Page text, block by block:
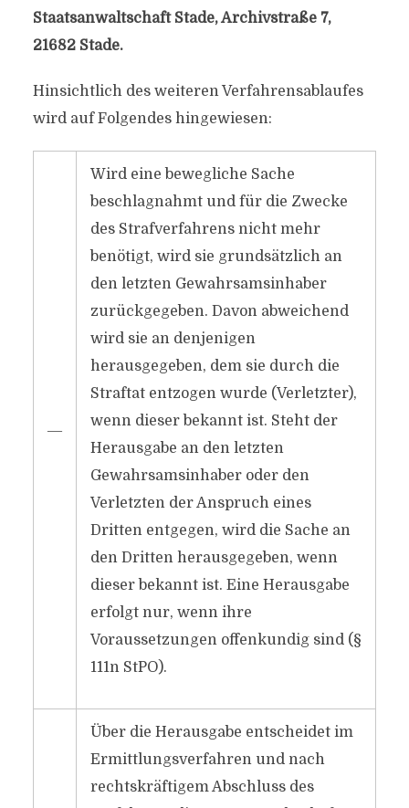
Staatsanwaltschaft Stade, Archivstraße 7,
21682 Stade.
Hinsichtlich des weiteren Verfahrensablaufes
wird auf Folgendes hingewiesen:
―
Wird eine bewegliche Sache
beschlagnahmt und für die Zwecke
des Strafverfahrens nicht mehr
benötigt, wird sie grundsätzlich an
den letzten Gewahrsamsinhaber
zurückgegeben. Davon abweichend
wird sie an denjenigen
herausgegeben, dem sie durch die
Straftat entzogen wurde (Verletzter),
wenn dieser bekannt ist. Steht der
Herausgabe an den letzten
Gewahrsamsinhaber oder den
Verletzten der Anspruch eines
Dritten entgegen, wird die Sache an
den Dritten herausgegeben, wenn
dieser bekannt ist. Eine Herausgabe
erfolgt nur, wenn ihre
Voraussetzungen offenkundig sind (§
111n StPO).
Über die Herausgabe entscheidet im
Ermittlungsverfahren und nach
rechtskräftigem Abschluss des